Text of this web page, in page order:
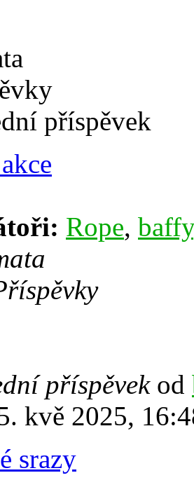
příspěvek
Rope, baffy
příspěvekod
kvě 2025,
srazy